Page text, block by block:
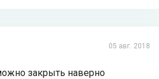
05 авг. 2018
закрыть наверно